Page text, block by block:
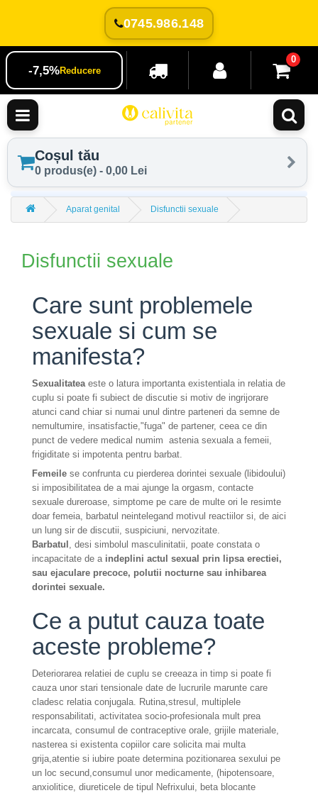
0745.986.148
-7,5%Reducere
0
Coșul tău
0 produs(e) - 0,00 Lei
Aparat genital Disfunctii sexuale
Disfunctii sexuale
Care sunt problemele
sexuale si cum se
manifesta?
Sexualitatea este o latura importanta existentiala in relatia de
cuplu si poate fi subiect de discutie si motiv de ingrijorare
atunci cand chiar si numai unul dintre parteneri da semne de
nemultumire, insatisfactie,"fuga" de partener, ceea ce din
punct de vedere medical numim astenia sexuala a femeii,
frigiditate si impotenta pentru barbat.
Femeile se confrunta cu pierderea dorintei sexuale (libidoului)
si imposibilitatea de a mai ajunge la orgasm, contacte
sexuale dureroase, simptome pe care de multe ori le resimte
doar femeia, barbatul neintelegand motivul reactiilor si, de aici
un lung sir de discutii, suspiciuni, nervozitate.
Barbatul , desi simbolul masculinitatii, poate constata o
incapacitate de a indeplini actul sexual prin lipsa erectiei,
sau ejaculare precoce, polutii nocturne sau inhibarea
dorintei sexuale.
Ce a putut cauza toate
aceste probleme?
Deteriorarea relatiei de cuplu se creeaza in timp si poate fi
cauza unor stari tensionale date de lucrurile marunte care
cladesc relatia conjugala. Rutina,stresul, multiplele
responsabilitati, activitatea socio-profesionala mult prea
incarcata, consumul de contraceptive orale, grijile materiale,
nasterea si existenta copiilor care solicita mai multa
grija,atentie si iubire poate determina pozitionarea sexului pe
un loc secund,consumul unor medicamente, (hipotensoare,
anxiolitice, diureticele de tipul Nefrixului, beta blocante